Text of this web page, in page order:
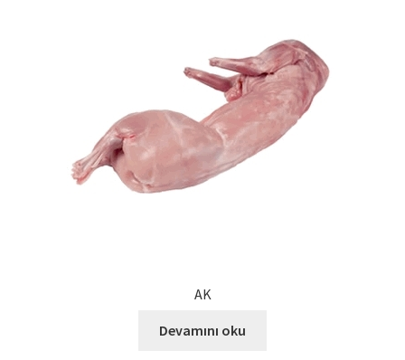
Kalite Politikamız
AK
Devamını oku